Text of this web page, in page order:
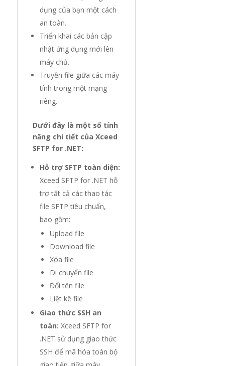
dụng của bạn một cách
an toàn.
Triển khai các bản cập
nhật ứng dụng mới lên
máy chủ.
Truyền file giữa các máy
tính trong một mạng
riêng.
Dưới đây là một số tính
năng chi tiết của Xceed
SFTP for .NET:
Hỗ trợ SFTP toàn diện:
Xceed SFTP for .NET hỗ
trợ tất cả các thao tác
file SFTP tiêu chuẩn,
bao gồm:
Upload file
Download file
Xóa file
Di chuyển file
Đổi tên file
Liệt kê file
Giao thức SSH an
toàn: Xceed SFTP for
.NET sử dụng giao thức
SSH để mã hóa toàn bộ